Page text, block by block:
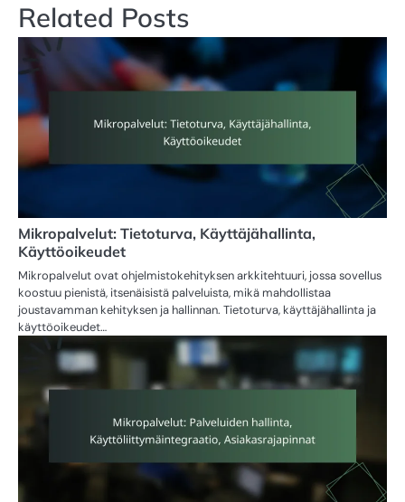
Related Posts
Mikropalvelut: Tietoturva, Käyttäjähallinta,
Käyttöoikeudet
Mikropalvelut ovat ohjelmistokehityksen arkkitehtuuri, jossa sovellus
koostuu pienistä, itsenäisistä palveluista, mikä mahdollistaa
joustavamman kehityksen ja hallinnan. Tietoturva, käyttäjähallinta ja
käyttöoikeudet…